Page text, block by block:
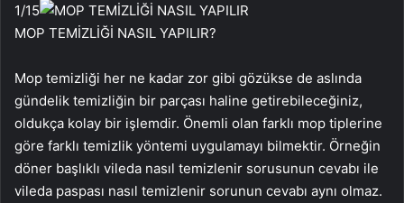
1/15
MOP TEMİZLİĞİ NASIL YAPILIR?
Mop temizliği her ne kadar zor gibi gözükse de aslında
gündelik temizliğin bir parçası haline getirebileceğiniz,
oldukça kolay bir işlemdir. Önemli olan farklı mop tiplerine
göre farklı temizlik yöntemi uygulamayı bilmektir. Örneğin
döner başlıklı vileda nasıl temizlenir sorusunun cevabı ile
vileda paspası nasıl temizlenir sorunun cevabı aynı olmaz.